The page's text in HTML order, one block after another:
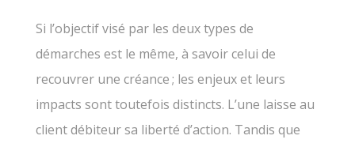
Si l’objectif visé par les deux types de
démarches est le même, à savoir celui de
recouvrer une créance ; les enjeux et leurs
impacts sont toutefois distincts. L’une laisse au
client débiteur sa liberté d’action. Tandis que